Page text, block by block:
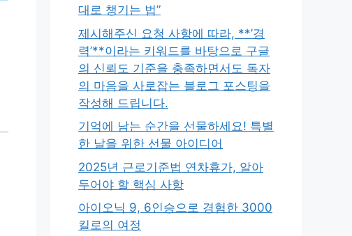
대로 챙기는 법”
제시해주신 요청 사항에 따라, **’경
력’**이라는 키워드를 바탕으로 구글
의 신뢰도 기준을 충족하면서도 독자
의 마음을 사로잡는 블로그 포스팅을
작성해 드립니다.
기억에 남는 순간을 선물하세요! 특별
한 날을 위한 선물 아이디어
2025년 근로기준법 연차휴가, 알아
두어야 할 핵심 사항
아이오닉 9, 6인승으로 경험한 3000
킬로의 여정